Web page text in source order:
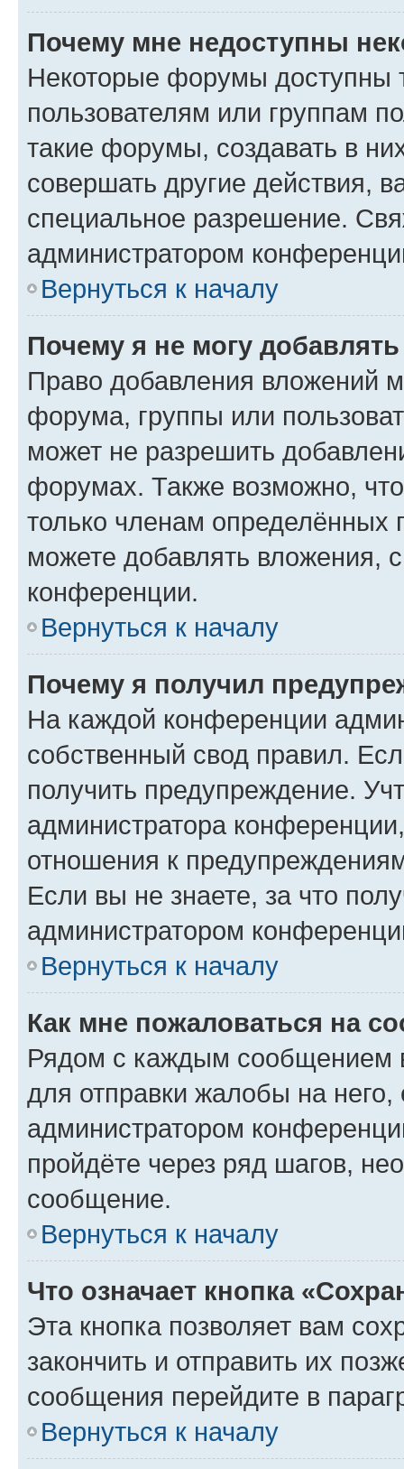
Почему мне недоступны
Некоторые форумы доступны
пользователям или группам
такие форумы, создавать в
совершать другие действия,
специальное разрешение.
администратором
Вернуться к началу
Почему я не могу
Право добавления вложений
форума, группы или
может не разрешить
форумах. Также возможно,
только членам определённых
можете добавлять вложения,
конференции.
Вернуться к началу
Почему я получил
На каждой конференции
собственный свод правил.
получить предупреждение.
администратора
отношения к
Если вы не знаете, за что
администратором
Вернуться к началу
Как мне пожаловаться на
Рядом с каждым сообщением
для отправки жалобы на
администратором
пройдёте через ряд шагов,
сообщение.
Вернуться к началу
Что означает кнопка
Эта кнопка позволяет вам
закончить и отправить их
сообщения перейдите в
Вернуться к началу